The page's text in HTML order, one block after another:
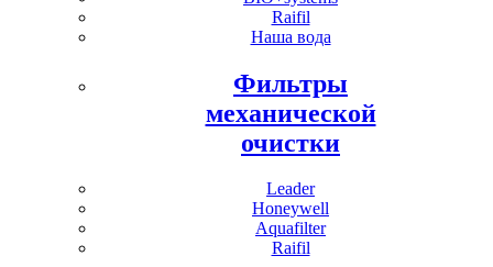
Raifil
Наша вода
Фильтры
механической
очистки
Leader
Honeywell
Aquafilter
Raifil